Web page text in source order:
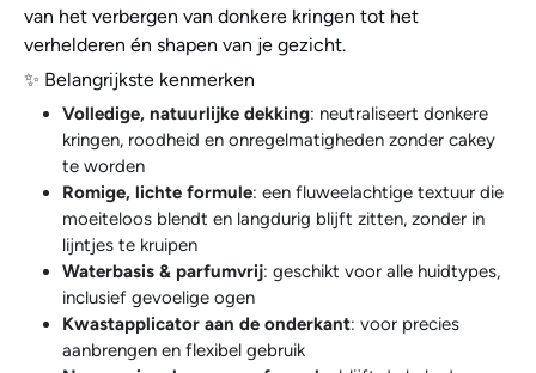
van het verbergen van donkere kringen tot het
verhelderen én shapen van je gezicht.
✨ Belangrijkste kenmerken
Volledige, natuurlijke dekking: neutraliseert donkere
kringen, roodheid en onregelmatigheden zonder cakey
te worden
Romige, lichte formule: een fluweelachtige textuur die
moeiteloos blendt en langdurig blijft zitten, zonder in
lijntjes te kruipen
Waterbasis & parfumvrij: geschikt voor alle huidtypes,
inclusief gevoelige ogen
Kwastapplicator aan de onderkant: voor precies
aanbrengen en flexibel gebruik